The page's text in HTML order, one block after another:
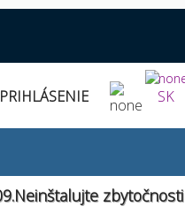
PRIHLÁSENIE SK
zbytočnosti